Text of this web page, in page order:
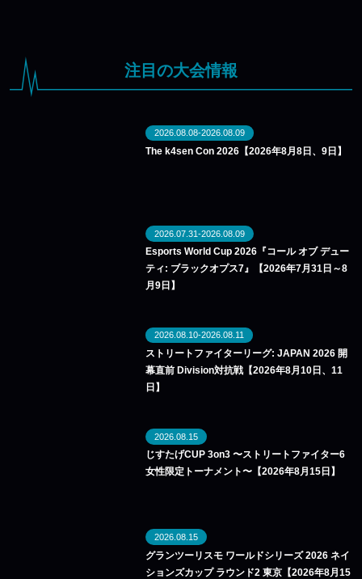
注目の大会情報
2026.08.08-2026.08.09
The k4sen Con 2026【2026年8月8日、9日】
2026.07.31-2026.08.09
Esports World Cup 2026『コール オブ デュー
ティ: ブラックオプス7』【2026年7月31日～8
月9日】
2026.08.10-2026.08.11
ストリートファイターリーグ: JAPAN 2026 開
幕直前 Division対抗戦【2026年8月10日、11
日】
2026.08.15
じすたげCUP 3on3 〜ストリートファイター6
女性限定トーナメント〜【2026年8月15日】
2026.08.15
グランツーリスモ ワールドシリーズ 2026 ネイ
ションズカップ ラウンド2 東京【2026年8月15